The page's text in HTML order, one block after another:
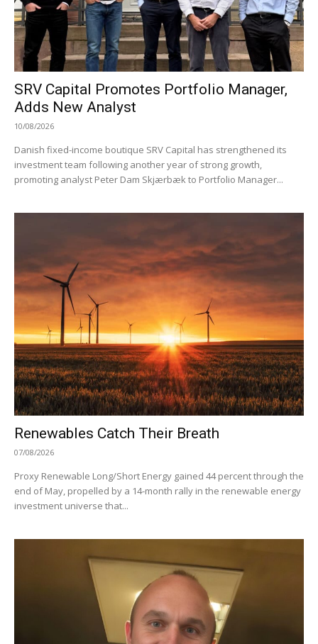
SRV Capital Promotes Portfolio Manager,
Adds New Analyst
10/08/2026
Danish fixed-income boutique SRV Capital has strengthened its
investment team following another year of strong growth,
promoting analyst Peter Dam Skjærbæk to Portfolio Manager...
Renewables Catch Their Breath
07/08/2026
Proxy Renewable Long/Short Energy gained 44 percent through the
end of May, propelled by a 14-month rally in the renewable energy
investment universe that...